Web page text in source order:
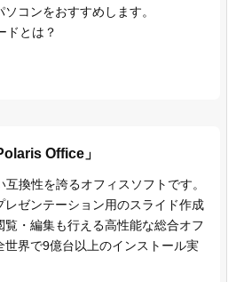
コンをおすすめします。
Office」
換性を誇るオフィスソフトです。
レゼンテーション用のスライド作成
覧・編集も行える高性能な総合オフ
世界で9億台以上のインストール実